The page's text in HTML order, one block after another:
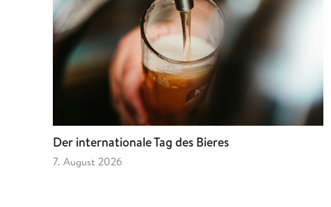
Der internationale Tag des Bieres
7. August 2026